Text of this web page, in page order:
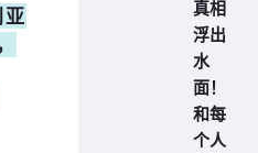
亚
真相
浮出
水
面！
和每
个人